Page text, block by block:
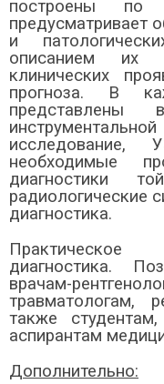
построены по
предусматривает
и
описанием их
клинических
прогноза. В
представлены
необходимые
диагностики
радиологические
диагностика.
Практическое
диагностика.
врачам-
травматологам,
также
аспирантам
Дополнительно: